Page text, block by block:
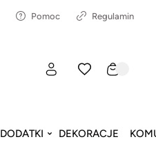
Pomoc Regulamin
DODATKI DEKORACJE